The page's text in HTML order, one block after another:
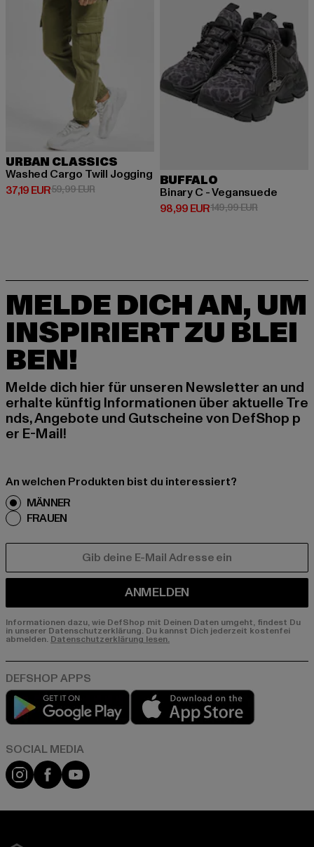
URBAN CLASSICS
Washed Cargo Twill Jogging
37,19 EUR
Derzeitiger Preis: 37,19 EUR
59,99 EURAktionspreis: 59,99 EUR
BUFFALO
Binary C - Vegansuede
98,99 EUR
Derzeitiger Preis: 98,99 EUR
149,99 EURAktionspreis:
MELDE DICH AN, UM
INSPIRIERT ZU BLEI
BEN!
Melde dich hier für unseren Newsletter an und
erhalte künftig Informationen über aktuelle Tre
nds, Angebote und Gutscheine von DefShop p
er E-Mail!
An welchen Produkten bist du interessiert?
MÄNNER
FRAUEN
ANMELDEN
Informationen dazu, wie DefShop mit Deinen Daten umgeht, findest Du
in unserer Datenschutzerklärung. Du kannst Dich jederzeit kostenfei
abmelden. Datenschutzerklärung lesen.
Play market
Instagram
FacebookYouTube